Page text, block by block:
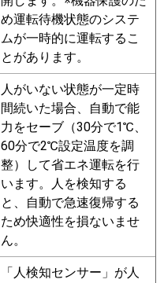
め運転待機状態のシステ
ムが一時的に運転するこ
とがあります。
人がいない状態が一定時
間続いた場合、自動で能
力をセーブ（30分で1℃、
60分で2℃設定温度を調
整）して省エネ運転を行
います。人を検知する
と、自動で急速復帰する
ため快適性を損ないませ
ん。
「人検知センサー」が人